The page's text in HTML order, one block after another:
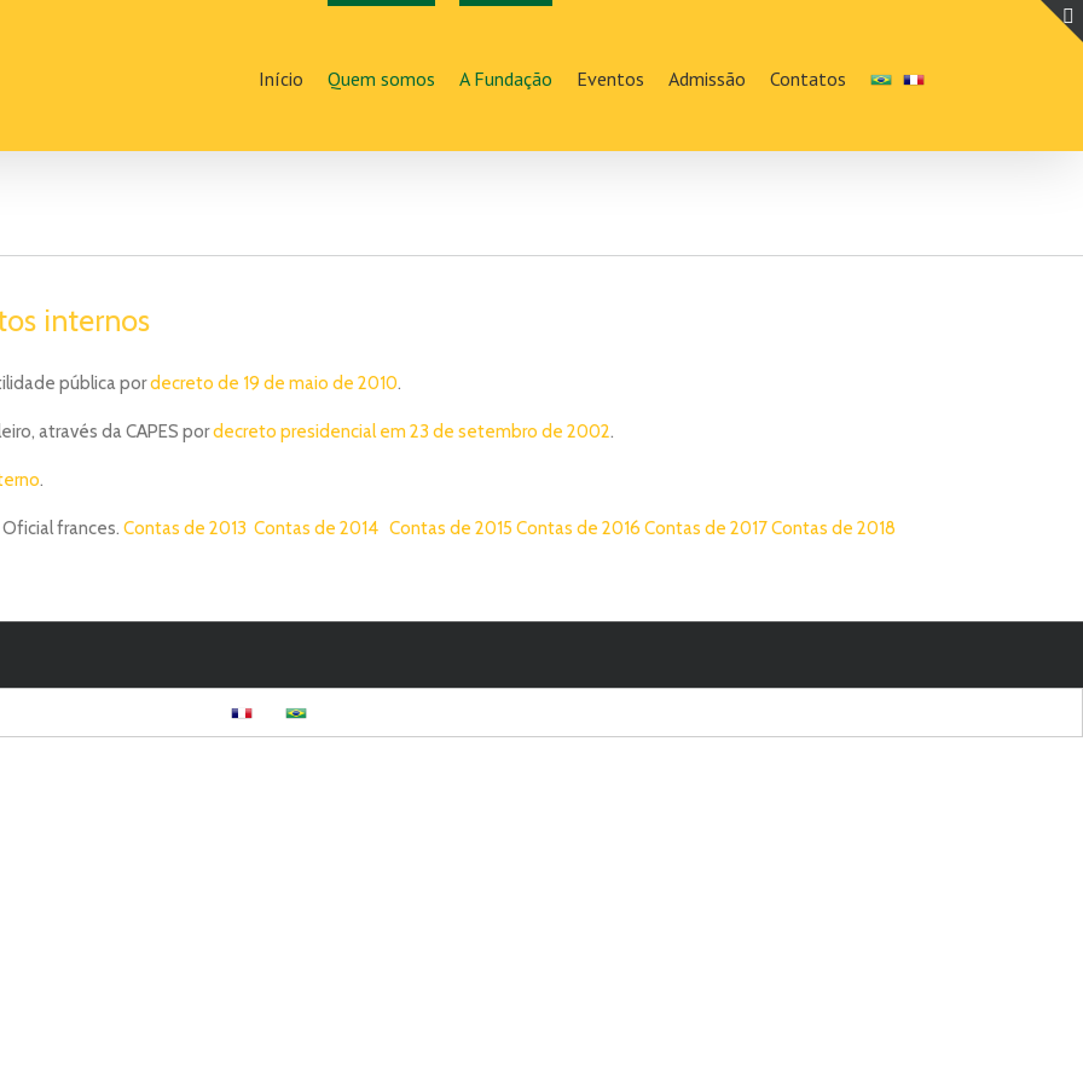
Início Quem somos A Fundação Eventos Admissão Contatos
internos
pública pordecreto de 19 de maio de 2010.
através da CAPES pordecreto presidencial em 23 de setembro de 2002.
.
frances. Contas de 2013 Contas de 2014 Contas de 2015 Contas de 2016 Contas de 2017Contas de 2018